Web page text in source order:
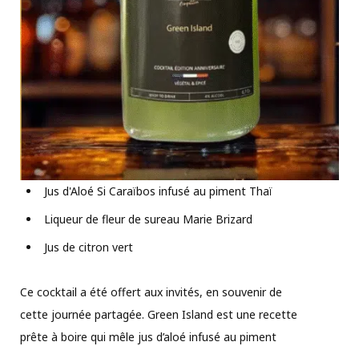
Jus d'Aloé Si Caraïbos infusé au piment Thaï
Liqueur de fleur de sureau Marie Brizard
Jus de citron vert
Ce cocktail a été offert aux invités, en souvenir de
cette journée partagée. Green Island est une recette
prête à boire qui mêle jus d’aloé infusé au piment